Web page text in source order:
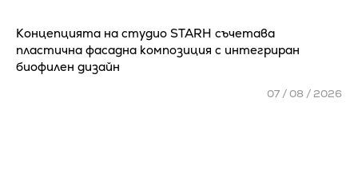
Концепцията на студио STARH съчетава
пластична фасадна композиция с интегриран
биофилен дизайн
07 / 08 / 2026